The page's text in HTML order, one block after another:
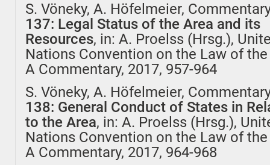
S. Vöneky, A. Höfelmeier,
137: Legal Status of the Area and its
Resources, in: A. Proelss (Hrsg.),
Nations Convention on the Law of the
A Commentary, 2017, 957-964
S. Vöneky, A. Höfelmeier,
138: General Conduct of States in
to the Area, in: A. Proelss (Hrsg.),
Nations Convention on the Law of the
A Commentary, 2017, 964-968